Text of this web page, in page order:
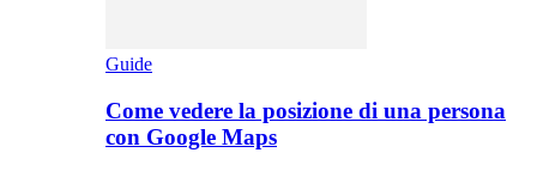
Guide
Come vedere la posizione di una persona
con Google Maps